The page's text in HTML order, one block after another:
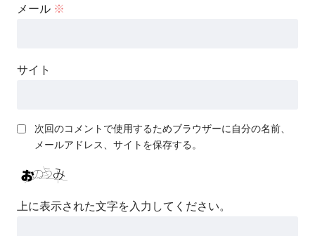
メール ※
サイト
次回のコメントで使用するためブラウザーに自分の名前、
メールアドレス、サイトを保存する。
上に表示された文字を入力してください。